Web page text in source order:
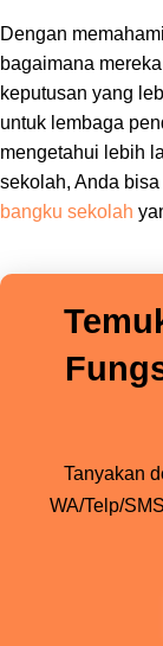
Dengan
bagaimana
keputusan yang
untuk lembaga
mengetahui lebih
sekolah, Anda
bangku sekolah
Tanyakan
WA/Telp/